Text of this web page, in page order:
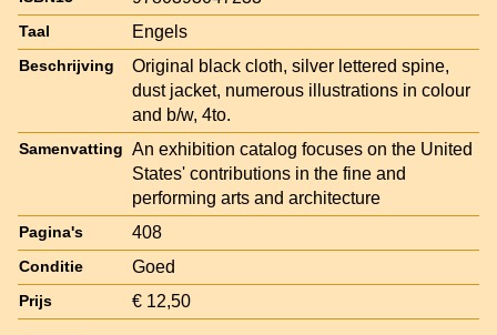
Taal Engels
Beschrijving
Original black cloth, silver lettered spine,
dust jacket, numerous illustrations in colour
and b/w, 4to.
Samenvatting An exhibition catalog focuses on the United
States' contributions in the fine and
performing arts and architecture
Pagina's 408
Conditie Goed
Prijs € 12,50